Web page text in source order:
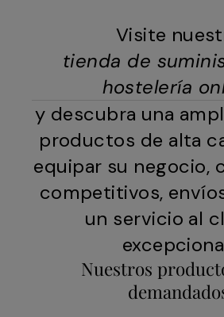
Visite
tienda de
hostelería
y descubra una
productos de alta
equipar su negocio,
competitivos,
un servicio al
Nuestros